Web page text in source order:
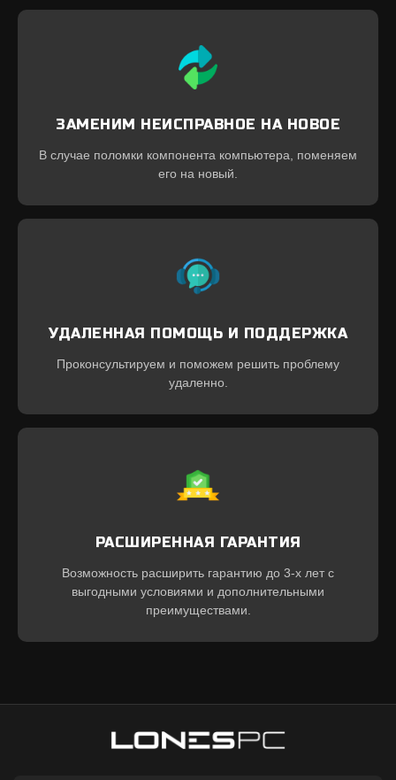
ЗАМЕНИМ НЕИСПРАВНОЕ НА НОВОЕ
В случае поломки компонента компьютера, поменяем
его на новый.
УДАЛЕННАЯ ПОМОЩЬ И ПОДДЕРЖКА
Проконсультируем и поможем решить проблему
удаленно.
РАСШИРЕННАЯ ГАРАНТИЯ
Возможность расширить гарантию до 3-х лет с
выгодными условиями и дополнительными
преимуществами.